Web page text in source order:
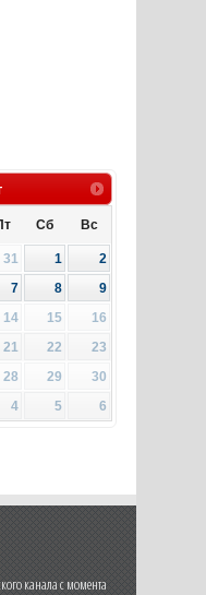
Сб Вс
31 1
2
7 8
9
14 15
16
21 22
23
28 29
30
4 5 6
канала с момента